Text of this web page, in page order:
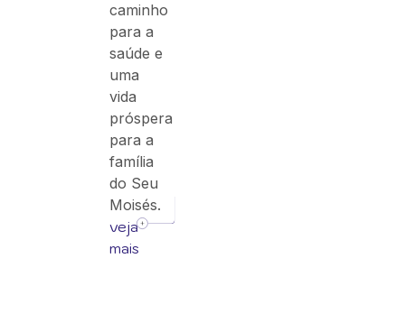
caminho
para a
saúde e
uma
vida
próspera
para a
família
do Seu
Moisés.
veja
mais